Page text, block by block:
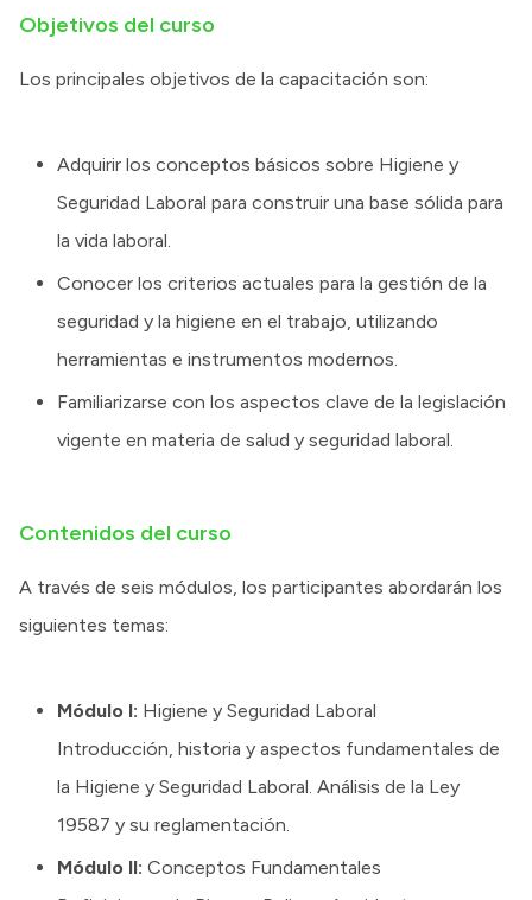
Objetivos del curso
Los principales objetivos de la capacitación son:
Adquirir los conceptos básicos sobre Higiene y
Seguridad Laboral para construir una base sólida para
la vida laboral.
Conocer los criterios actuales para la gestión de la
seguridad y la higiene en el trabajo, utilizando
herramientas e instrumentos modernos.
Familiarizarse con los aspectos clave de la legislación
vigente en materia de salud y seguridad laboral.
Contenidos del curso
A través de seis módulos, los participantes abordarán los
siguientes temas:
Módulo I: Higiene y Seguridad Laboral
Introducción, historia y aspectos fundamentales de
la Higiene y Seguridad Laboral. Análisis de la Ley
19587 y su reglamentación.
Módulo II: Conceptos Fundamentales